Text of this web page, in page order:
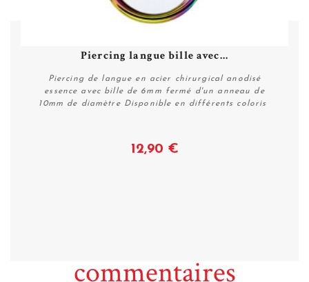
Piercing langue bille avec...
Piercing de langue en acier chirurgical anodisé
essence avec bille de 6mm fermé d'un anneau de
10mm de diamètre Disponible en différents coloris
12,90 €
commentaires